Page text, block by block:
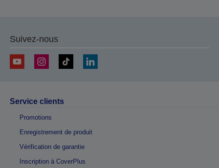
Suivez-nous
Service clients
Promotions
Enregistrement de produit
Vérification de garantie
Inscription à CoverPlus